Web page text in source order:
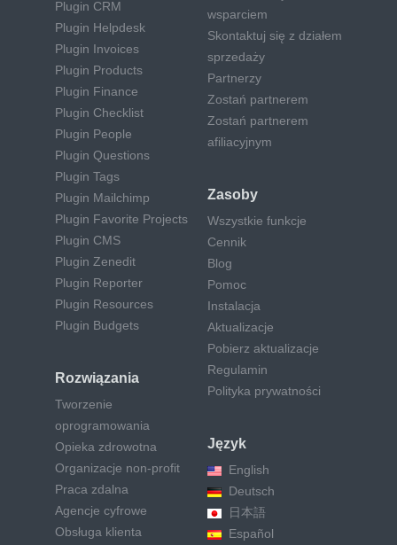
Plugin CRM
Plugin Helpdesk
Plugin Invoices
Plugin Products
Plugin Finance
Plugin Checklist
Plugin People
Plugin Questions
Plugin Tags
Plugin Mailchimp
Plugin Favorite Projects
Plugin CMS
Plugin Zenedit
Plugin Reporter
Plugin Resources
Plugin Budgets
Rozwiązania
Tworzenie
oprogramowania
Opieka zdrowotna
Organizacje non-profit
Praca zdalna
Agencje cyfrowe
Obsługa klienta
wsparciem
Skontaktuj się z działem
sprzedaży
Partnerzy
Zostań partnerem
Zostań partnerem
afiliacyjnym
Zasoby
Wszystkie funkcje
Cennik
Blog
Pomoc
Instalacja
Aktualizacje
Pobierz aktualizacje
Regulamin
Polityka prywatności
Język
English
Deutsch
日本語
Español